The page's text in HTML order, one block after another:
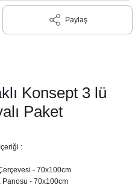
Paylaş
Konsept 3 lü
Paket
:
- 70x100cm
Panosu - 70x100cm